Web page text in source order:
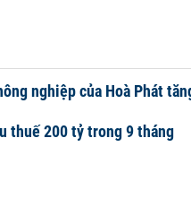
nghiệp của Hoà Phát
thuế 200 tỷ trong 9 tháng